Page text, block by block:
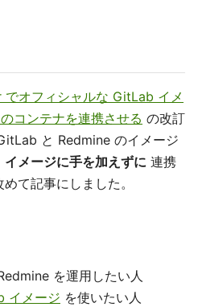
オフィシャルな GitLab イメ
コンテナを連携させる の改訂
と Redmine のイメージ
イメージに手を加えずに 連携
て記事にしました。
を運用したい人
イメージ を使いたい人